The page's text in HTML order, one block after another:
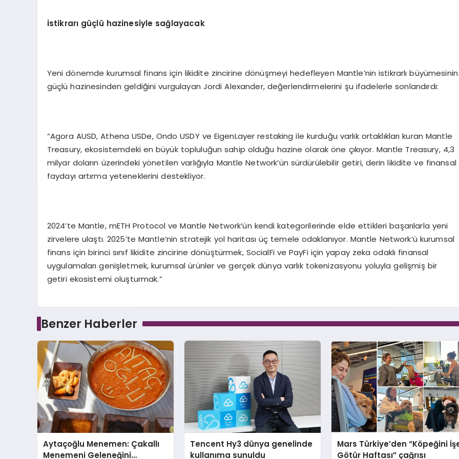
İstikrarı güçlü hazinesiyle sağlayacak
Yeni dönemde kurumsal finans için likidite zincirine dönüşmeyi hedefleyen Mantle’nin istikrarlı büyümesinin
güçlü hazinesinden geldiğini vurgulayan Jordi Alexander, değerlendirmelerini şu ifadelerle sonlandırdı:
“Agora AUSD, Athena USDe, Ondo USDY ve EigenLayer restaking ile kurduğu varlık ortaklıkları kuran Mantle
Treasury, ekosistemdeki en büyük topluluğun sahip olduğu hazine olarak öne çıkıyor. Mantle Treasury, 4,3
milyar doların üzerindeki yönetilen varlığıyla Mantle Network’ün sürdürülebilir getiri, derin likidite ve finansal
faydayı artırma yeteneklerini destekliyor.
2024’te Mantle, mETH Protocol ve Mantle Network’ün kendi kategorilerinde elde ettikleri başarılarla yeni
zirvelere ulaştı. 2025’te Mantle’nin stratejik yol haritası üç temele odaklanıyor. Mantle Network’ü kurumsal
finans için birinci sınıf likidite zincirine dönüştürmek, SocialFi ve PayFi için yapay zeka odaklı finansal
uygulamaları genişletmek, kurumsal ürünler ve gerçek dünya varlık tokenizasyonu yoluyla gelişmiş bir
getiri ekosistemi oluşturmak.”
Benzer Haberler
Aytaçoğlu Menemen: Çakallı
Menemeni Geleneğini
Tencent Hy3 dünya genelinde
kullanıma sunuldu
Mars Türkiye’den “Köpeğini
Götür Haftası” çağrısı